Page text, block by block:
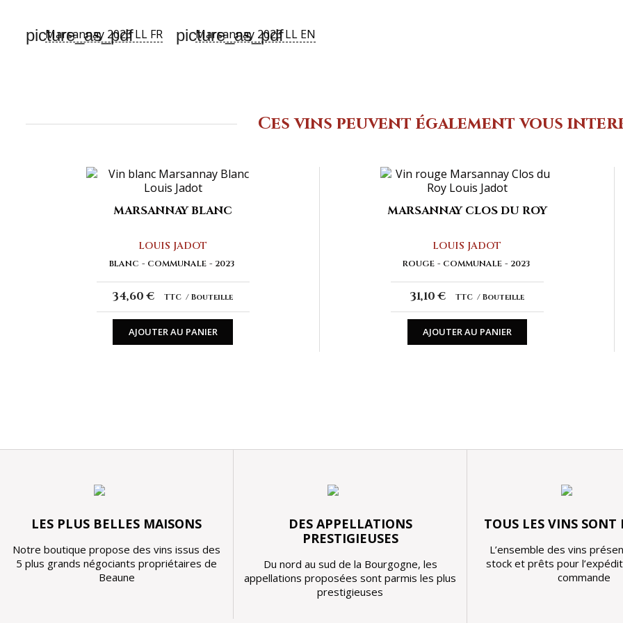
picture_as_pdf
Marsannay 2023 LL FR picture_as_pdf
Marsannay 2023 LL EN
Ces vins peuvent également vous
MARSANNAY BLANC
LOUIS JADOT
BLANC COMMUNALE 2023
34,60 € TTC Bouteille
AJOUTER AU PANIER
MARSANNAY CLOS DU ROY
LOUIS JADOT
ROUGE COMMUNALE 2023
31,10 € TTC Bouteille
AJOUTER AU PANIER
LES PLUS BELLES MAISONS
Notre boutique propose des vins issus des
5 plus grands négociants propriétaires de
Beaune
DES APPELLATIONS
PRESTIGIEUSES
Du nord au sud de la Bourgogne, les
appellations proposées sont parmis les plus
prestigieuses
TOUS LES VINS SONT
L’ensemble des vins
stock et prêts pour
commande